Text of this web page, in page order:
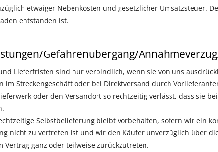
etwaiger Nebenkosten und gesetzlicher Umsatzsteuer.
entstanden ist.
Gefahrenübergang/
Lieferfristen sind nur verbindlich, wenn sie von uns
im Streckengeschäft oder bei Direktversand durch
oder den Versandort so rechtzeitig verlässt, dass sie
Selbstbelieferung bleibt vorbehalten, sofern wir ein
nicht zu vertreten ist und wir den Käufer unverzüglich über
Vertrag ganz oder teilweise zurückzutreten.